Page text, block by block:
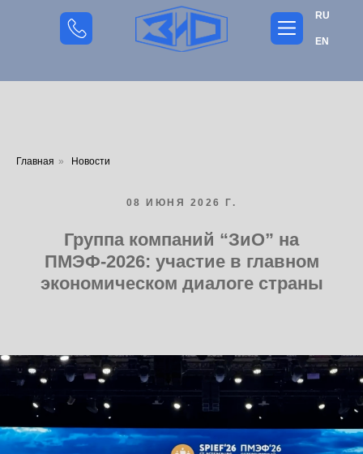
RU
EN
Главная » Новости
08 ИЮНЯ 2026 Г.
Группа компаний “ЗиО” на
ПМЭФ-2026: участие в главном
экономическом диалоге страны